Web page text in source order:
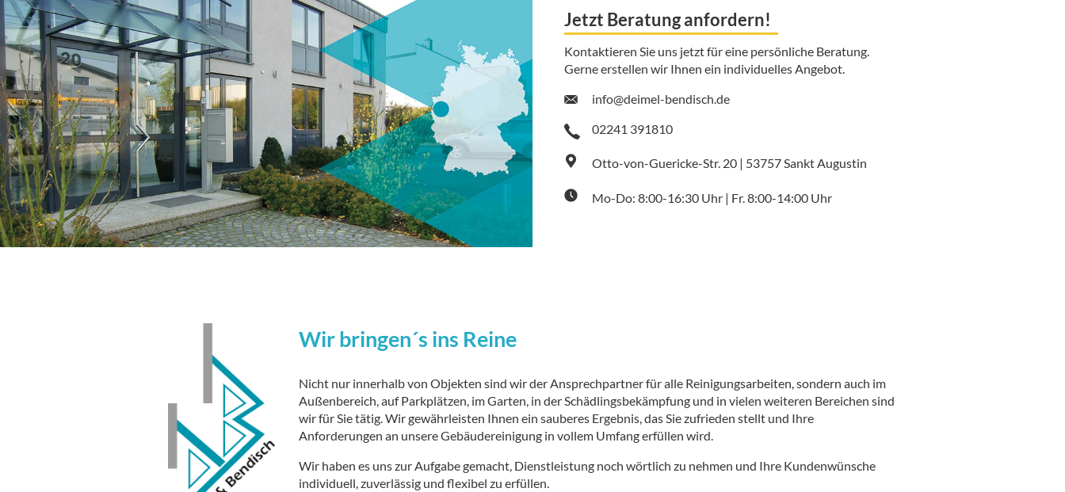
Jetzt Beratung anfordern!
Kontaktieren Sie uns jetzt für eine persönliche Beratung.
Gerne erstellen wir Ihnen ein individuelles Angebot.
info@deimel-bendisch.de
02241 391810
Otto-von-Guericke-Str. 20 | 53757 Sankt Augustin
Mo-Do: 8:00-16:30 Uhr | Fr. 8:00-14:00 Uhr
Wir bringen´s ins Reine
Nicht nur innerhalb von Objekten sind wir der Ansprechpartner für alle Reinigungsarbeiten, sondern auch im
Außenbereich, auf Parkplätzen, im Garten, in der Schädlingsbekämpfung und in vielen weiteren Bereichen sind
wir für Sie tätig. Wir gewährleisten Ihnen ein sauberes Ergebnis, das Sie zufrieden stellt und Ihre
Anforderungen an unsere Gebäudereinigung in vollem Umfang erfüllen wird.
Wir haben es uns zur Aufgabe gemacht, Dienstleistung noch wörtlich zu nehmen und Ihre Kundenwünsche
individuell, zuverlässig und flexibel zu erfüllen.